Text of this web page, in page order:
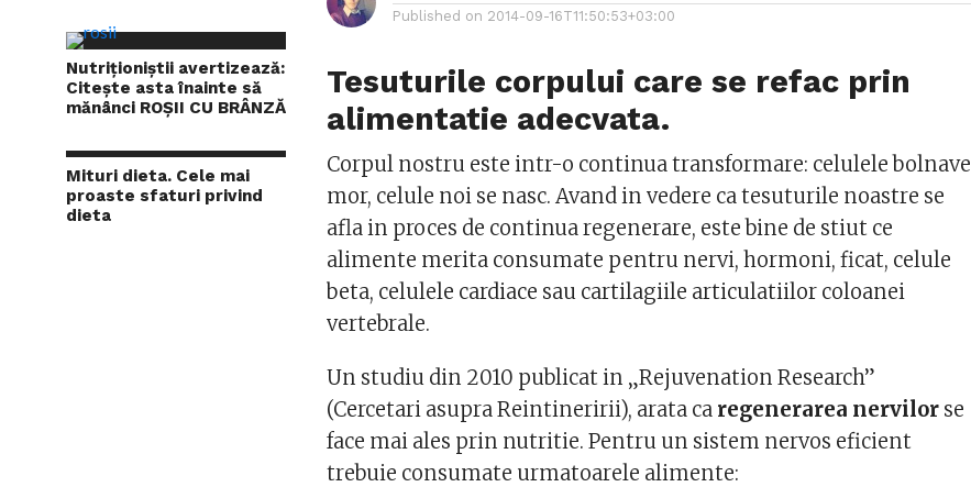
Nutriţioniştii avertizează:
Citeşte asta înainte să
mănânci ROŞII CU BRÂNZĂ
Mituri dieta. Cele mai
proaste sfaturi privind
dieta
Published on 2014-09-16T11:50:53+03:00
Tesuturile corpului care se refac prin
alimentatie adecvata.
Corpul nostru este intr-o continua transformare: celulele bolnave
mor, celule noi se nasc. Avand in vedere ca tesuturile noastre se
afla in proces de continua regenerare, este bine de stiut ce
alimente merita consumate pentru nervi, hormoni, ficat, celule
beta, celulele cardiace sau cartilagiile articulatiilor coloanei
vertebrale.
Un studiu din 2010 publicat in „Rejuvenation Research”
(Cercetari asupra Reintineririi), arata ca regenerarea nervilor se
face mai ales prin nutritie. Pentru un sistem nervos eficient
trebuie consumate urmatoarele alimente: